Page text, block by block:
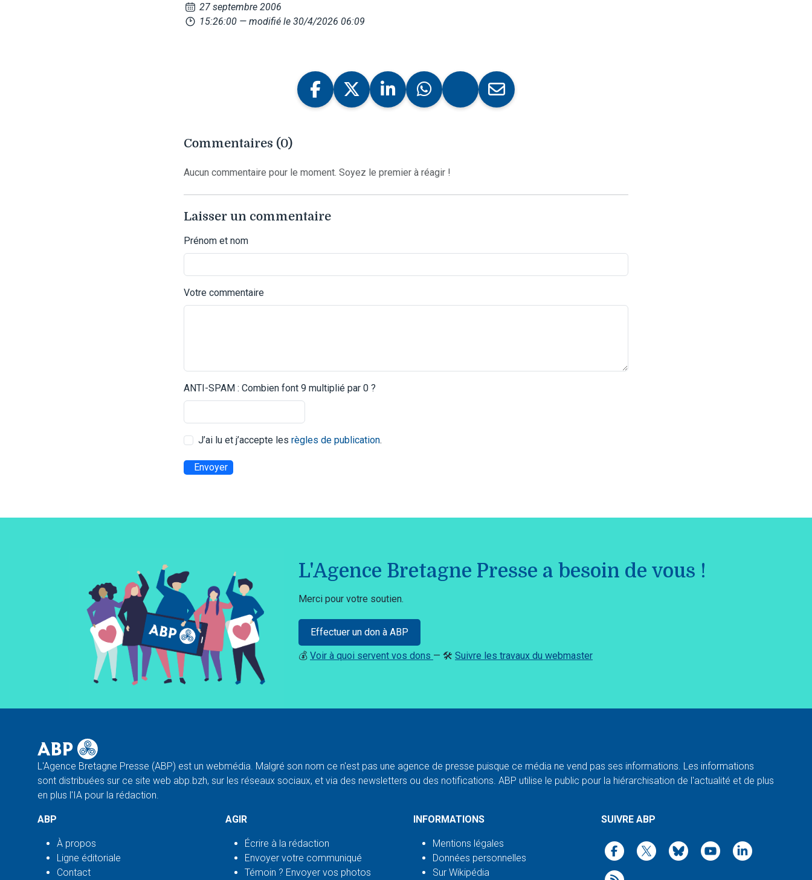
27 septembre 2006
15:26:00 — modifié le 30/4/2026 06:09
Commentaires (0)
Aucun commentaire pour le moment. Soyez le premier à réagir !
Laisser un commentaire
Prénom et nom
Votre commentaire
ANTI-SPAM : Combien font 9 multiplié par 0 ?
J’ai lu et j’accepte les règles de publication.
Envoyer
L'Agence Bretagne Presse a besoin de vous !
Merci pour votre soutien.
Effectuer un don à ABP
💰 Voir à quoi servent vos dons — 🛠️ Suivre les travaux du webmaster
L'Agence Bretagne Presse (ABP) est un webmédia. Malgré son nom ce n'est pas une agence de presse puisque ce média ne vend pas ses informations. Les informations
sont distribuées sur ce site web abp.bzh, sur les réseaux sociaux, et via des newsletters ou des notifications. ABP utilise le public pour la hiérarchisation de l'actualité et de plus
en plus l'IA pour la rédaction.
ABP
À propos
Ligne éditoriale
Contact
AGIR
Écrire à la rédaction
Envoyer votre communiqué
Témoin ? Envoyer vos photos
INFORMATIONS
Mentions légales
Données personnelles
Sur Wikipédia
SUIVRE ABP